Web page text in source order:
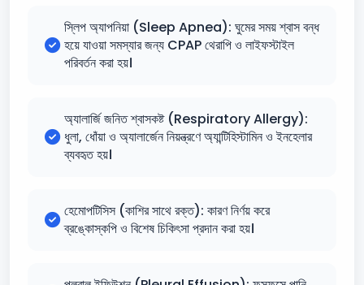
স্লিপ অ্যাপনিয়া (Sleep Apnea): ঘুমের সময় শ্বাস বন্ধ
হয়ে যাওয়া সমস্যার জন্য CPAP থেরাপি ও লাইফস্টাইল
পরিবর্তন করা হয়।
অ্যালার্জি জনিত শ্বাসকষ্ট (Respiratory Allergy):
ধুলা, ধোঁয়া ও অ্যালার্জেন নিয়ন্ত্রণে অ্যান্টিহিস্টামিন ও ইনহেলার
ব্যবহৃত হয়।
হেমোপটিসিস (কাশির সাথে রক্ত): কারণ নির্ণয় করে
ব্রঙ্কোস্কপি ও বিশেষ চিকিৎসা প্রদান করা হয়।